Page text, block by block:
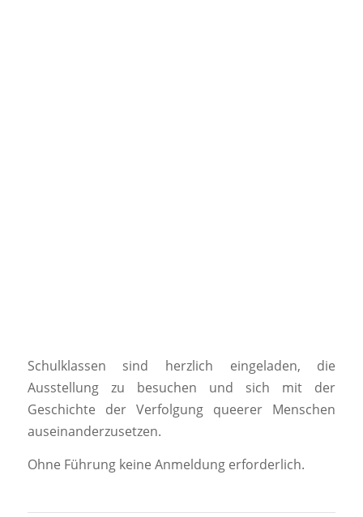
Schulklassen sind herzlich eingeladen, die
Ausstellung zu besuchen und sich mit der
Geschichte der Verfolgung queerer Menschen
auseinanderzusetzen.
Ohne Führung keine Anmeldung erforderlich.